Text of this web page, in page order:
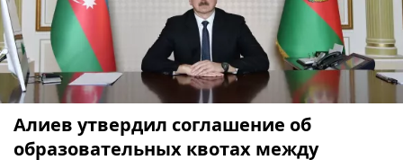
Алиев утвердил соглашение об
образовательных квотах между